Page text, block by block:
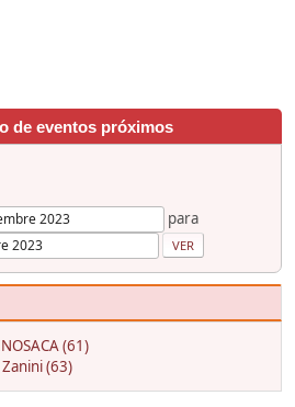
de eventos próximos
para
(61)
Zanini (63)